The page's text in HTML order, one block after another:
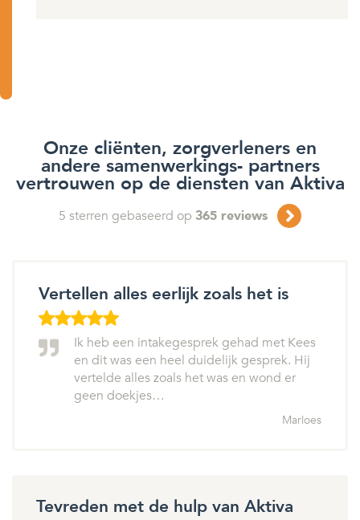
Onze cliënten, zorgverleners en
andere samenwerkings- partners
vertrouwen op de diensten van Aktiva
5 sterren gebaseerd op 365 reviews
Vertellen alles eerlijk zoals het is
Ik heb een intakegesprek gehad met Kees
en dit was een heel duidelijk gesprek. Hij
vertelde alles zoals het was en wond er
geen doekjes…
Marloes
Tevreden met de hulp van Aktiva